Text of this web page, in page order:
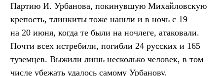
Партию И. Урбанова, покинувшую Михайловскую
крепость, тлинкиты тоже нашли и в ночь с 19
на 20 июня, когда те были на ночлеге, атаковали.
Почти всех истребили, погибли 24 русских и 165
туземцев. Выжили лишь несколько человек, в том
числе убежать удалось самому Урбанову.